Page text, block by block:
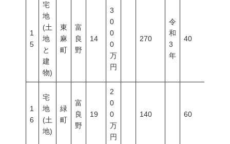
1
5
宅
地
(土
地
と
建
物)
東
麻
町
富
良
野
14
3
0
0
0
万
円
270
令
和
3
年
40
1
6
宅
地
(土
地)
緑
町
富
良
野
19
2
0
0
万
円
140 60